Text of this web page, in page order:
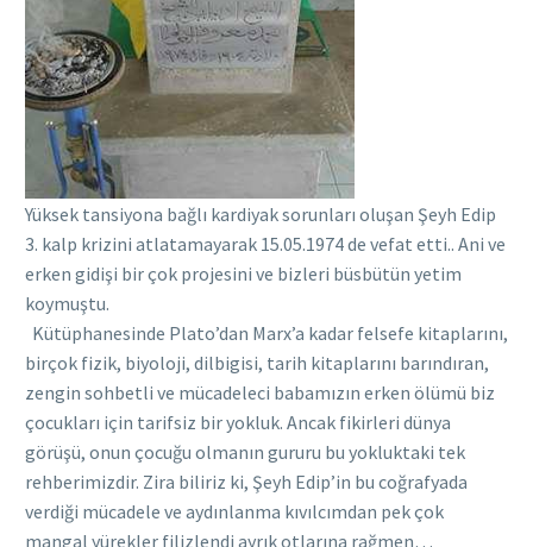
Yüksek tansiyona bağlı kardiyak sorunları oluşan Şeyh Edip
3. kalp krizini atlatamayarak 15.05.1974 de vefat etti.. Ani ve
erken gidişi bir çok projesini ve bizleri büsbütün yetim
koymuştu.
Kütüphanesinde Plato’dan Marx’a kadar felsefe kitaplarını,
birçok fizik, biyoloji, dilbigisi, tarih kitaplarını barındıran,
zengin sohbetli ve mücadeleci babamızın erken ölümü biz
çocukları için tarifsiz bir yokluk. Ancak fikirleri dünya
görüşü, onun çocuğu olmanın gururu bu yokluktaki tek
rehberimizdir. Zira biliriz ki, Şeyh Edip’in bu coğrafyada
verdiği mücadele ve aydınlanma kıvılcımdan pek çok
mangal yürekler filizlendi ayrık otlarına rağmen…